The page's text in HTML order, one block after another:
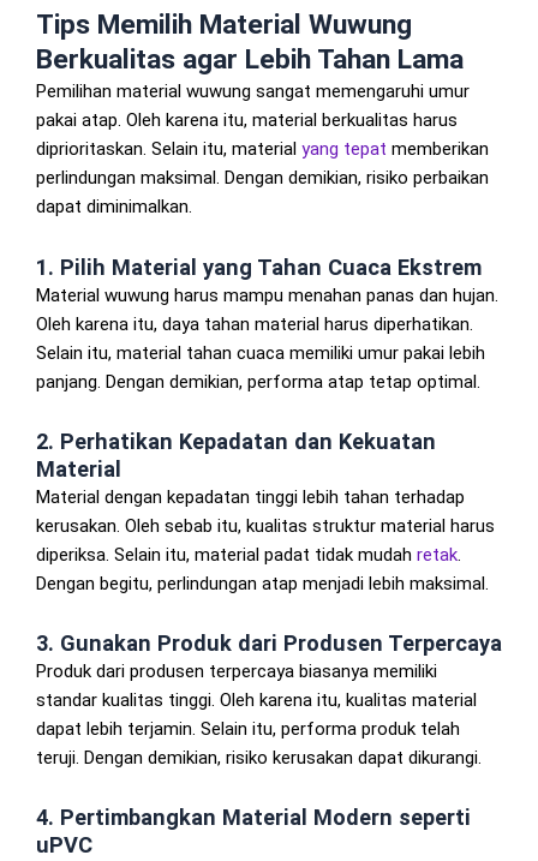
Tips Memilih Material Wuwung
Berkualitas agar Lebih Tahan Lama
Pemilihan material wuwung sangat memengaruhi umur
pakai atap. Oleh karena itu, material berkualitas harus
diprioritaskan. Selain itu, material yang tepat memberikan
perlindungan maksimal. Dengan demikian, risiko perbaikan
dapat diminimalkan.
1. Pilih Material yang Tahan Cuaca Ekstrem
Material wuwung harus mampu menahan panas dan hujan.
Oleh karena itu, daya tahan material harus diperhatikan.
Selain itu, material tahan cuaca memiliki umur pakai lebih
panjang. Dengan demikian, performa atap tetap optimal.
2. Perhatikan Kepadatan dan Kekuatan
Material
Material dengan kepadatan tinggi lebih tahan terhadap
kerusakan. Oleh sebab itu, kualitas struktur material harus
diperiksa. Selain itu, material padat tidak mudah retak.
Dengan begitu, perlindungan atap menjadi lebih maksimal.
3. Gunakan Produk dari Produsen Terpercaya
Produk dari produsen terpercaya biasanya memiliki
standar kualitas tinggi. Oleh karena itu, kualitas material
dapat lebih terjamin. Selain itu, performa produk telah
teruji. Dengan demikian, risiko kerusakan dapat dikurangi.
4. Pertimbangkan Material Modern seperti
uPVC